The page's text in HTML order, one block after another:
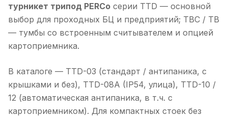
турникет трипод PERCo серии TTD — основной
выбор для проходных БЦ и предприятий; TBC / TB
— тумбы со встроенным считывателем и опцией
картоприемника.
В каталоге — TTD-03 (стандарт / антипаника, с
крышками и без), TTD-08A (IP54, улица), TTD-10 /
12 (автоматическая антипаника, в т.ч. с
картоприемником). Для компактных стоек без